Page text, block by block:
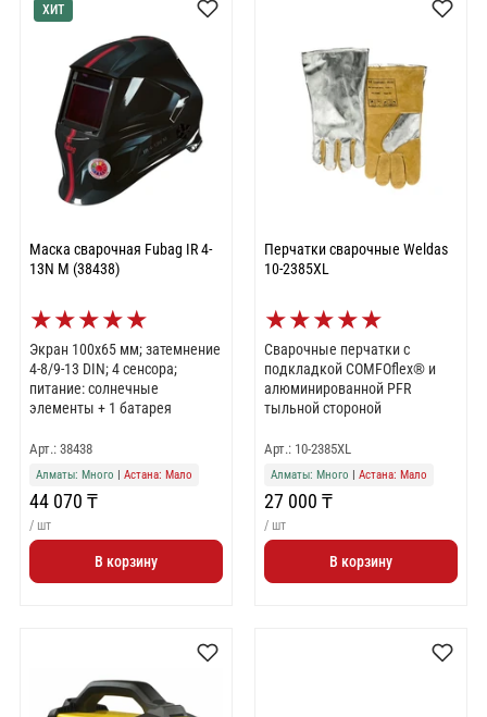
ХИТ
Маска сварочная Fubag IR 4-
13N M (38438)
★★★★★
Экран 100х65 мм; затемнение
4-8/9-13 DIN; 4 сенсора;
питание: солнечные
элементы + 1 батарея
Арт.: 38438
Алматы: Много Астана: Мало
44 070 ₸
/ шт
В корзину
Перчатки сварочные Weldas
10-2385XL
★★★★★
Сварочные перчатки с
подкладкой COMFOflex® и
алюминированной PFR
тыльной стороной
Арт.: 10-2385XL
Алматы: Много Астана: Мало
27 000 ₸
/ шт
В корзину